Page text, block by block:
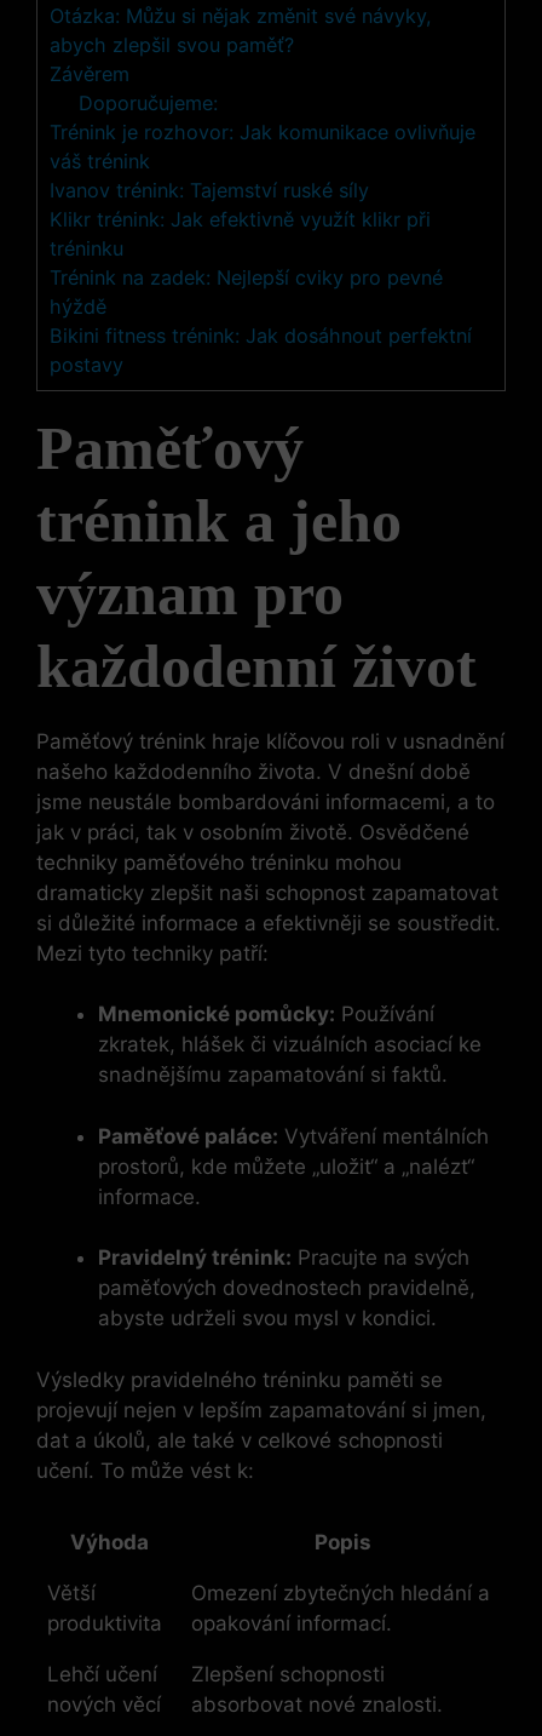
Otázka: Můžu si nějak změnit své návyky,
abych zlepšil svou paměť?
Závěrem
Doporučujeme:
Trénink je rozhovor: Jak komunikace ovlivňuje
váš trénink
Ivanov trénink: Tajemství ruské síly
Klikr trénink: Jak efektivně využít klikr při
tréninku
Trénink na zadek: Nejlepší cviky pro pevné
hýždě
Bikini fitness trénink: Jak dosáhnout perfektní
postavy
Paměťový
trénink a jeho
význam pro
každodenní život
Paměťový trénink hraje klíčovou roli v usnadnění
našeho každodenního života. V dnešní době
jsme neustále bombardováni informacemi, a to
jak v práci, tak v osobním životě. Osvědčené
techniky paměťového tréninku mohou
dramaticky zlepšit naši schopnost zapamatovat
si důležité informace a efektivněji se soustředit.
Mezi tyto techniky patří:
Mnemonické pomůcky: Používání
zkratek, hlášek či vizuálních asociací ke
snadnějšímu zapamatování si faktů.
Paměťové paláce: Vytváření mentálních
prostorů, kde můžete „uložit“ a „nalézt“
informace.
Pravidelný trénink: Pracujte na svých
paměťových dovednostech pravidelně,
abyste udrželi svou mysl v kondici.
Výsledky pravidelného tréninku paměti se
projevují nejen v lepším zapamatování si jmen,
dat a úkolů, ale také v celkové schopnosti
učení. To může vést k:
Výhoda Popis
Větší
produktivita
Omezení zbytečných hledání a
opakování informací.
Lehčí učení
nových věcí
Zlepšení schopnosti
absorbovat nové znalosti.